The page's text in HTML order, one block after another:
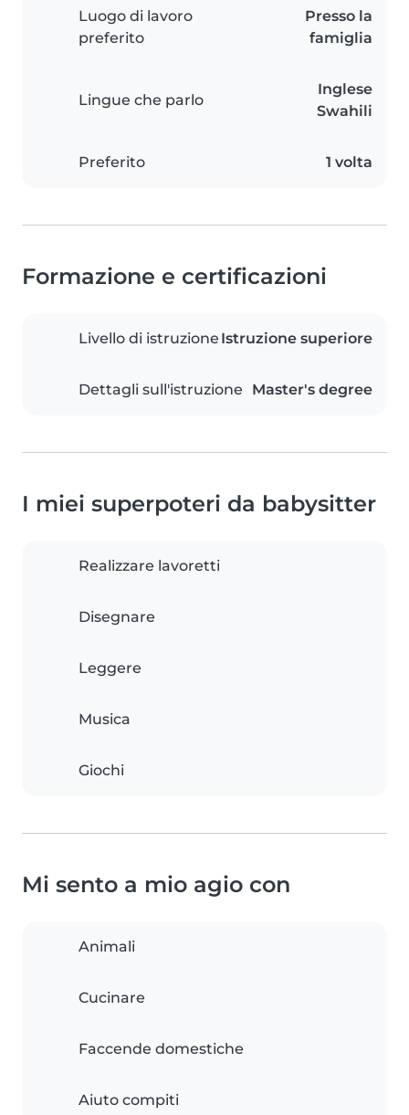
Luogo di lavoro
preferito
Presso la
famiglia
Lingue che parlo
Inglese
Swahili
Preferito 1 volta
Formazione e certificazioni
Livello di istruzione Istruzione superiore
Dettagli sull'istruzione Master's degree
I miei superpoteri da babysitter
Realizzare lavoretti
Disegnare
Leggere
Musica
Giochi
Mi sento a mio agio con
Animali
Cucinare
Faccende domestiche
Aiuto compiti